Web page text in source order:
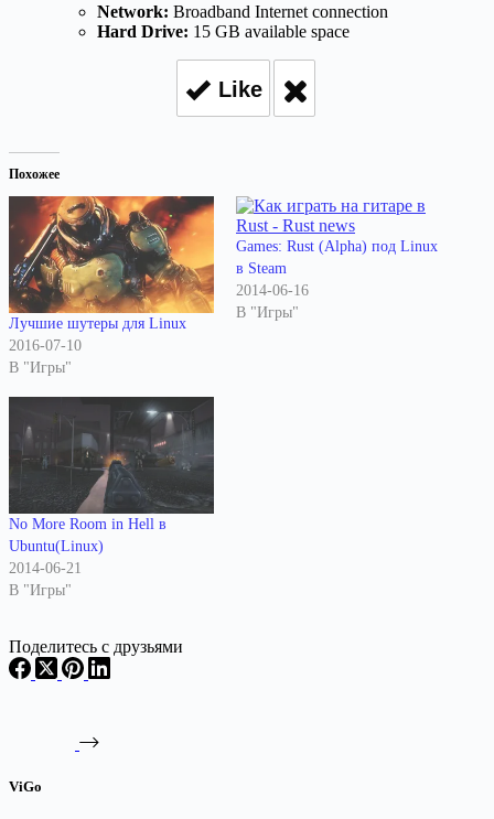
Network: Broadband Internet connection
Hard Drive: 15 GB available space
Like
Похожее
Лучшие шутеры для Linux
2016-07-10
В "Игры"
Games: Rust (Alpha) под Linux
в Steam
2014-06-16
В "Игры"
No More Room in Hell в
Ubuntu(Linux)
2014-06-21
В "Игры"
Поделитесь с друзьями
ViGo